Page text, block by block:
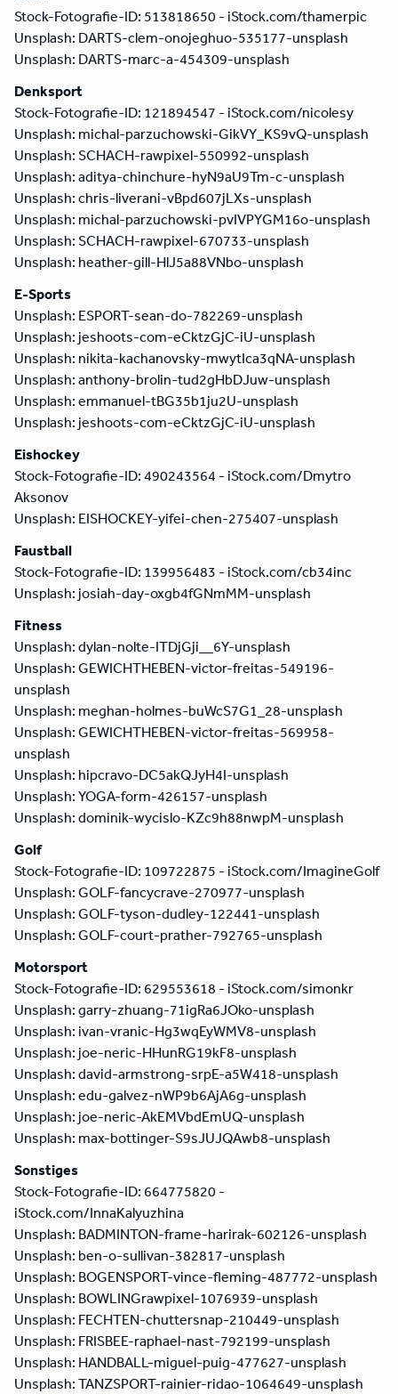
Stock-Fotografie-ID: 513818650 - iStock.com/thamerpic
Unsplash: DARTS-clem-onojeghuo-535177-unsplash
Unsplash: DARTS-marc-a-454309-unsplash
Denksport
Stock-Fotografie-ID: 121894547 - iStock.com/nicolesy
Unsplash: michal-parzuchowski-GikVY_KS9vQ-unsplash
Unsplash: SCHACH-rawpixel-550992-unsplash
Unsplash: aditya-chinchure-hyN9aU9Tm-c-unsplash
Unsplash: chris-liverani-vBpd607jLXs-unsplash
Unsplash: michal-parzuchowski-pvIVPYGM16o-unsplash
Unsplash: SCHACH-rawpixel-670733-unsplash
Unsplash: heather-gill-HlJ5a88VNbo-unsplash
E-Sports
Unsplash: ESPORT-sean-do-782269-unsplash
Unsplash: jeshoots-com-eCktzGjC-iU-unsplash
Unsplash: nikita-kachanovsky-mwytIca3qNA-unsplash
Unsplash: anthony-brolin-tud2gHbDJuw-unsplash
Unsplash: emmanuel-tBG35b1ju2U-unsplash
Unsplash: jeshoots-com-eCktzGjC-iU-unsplash
Eishockey
Stock-Fotografie-ID: 490243564 - iStock.com/Dmytro
Aksonov
Unsplash: EISHOCKEY-yifei-chen-275407-unsplash
Faustball
Stock-Fotografie-ID: 139956483 - iStock.com/cb34inc
Unsplash: josiah-day-oxgb4fGNmMM-unsplash
Fitness
Unsplash: dylan-nolte-ITDjGji__6Y-unsplash
Unsplash: GEWICHTHEBEN-victor-freitas-549196-
unsplash
Unsplash: meghan-holmes-buWcS7G1_28-unsplash
Unsplash: GEWICHTHEBEN-victor-freitas-569958-
unsplash
Unsplash: hipcravo-DC5akQJyH4I-unsplash
Unsplash: YOGA-form-426157-unsplash
Unsplash: dominik-wycislo-KZc9h88nwpM-unsplash
Golf
Stock-Fotografie-ID: 109722875 - iStock.com/ImagineGolf
Unsplash: GOLF-fancycrave-270977-unsplash
Unsplash: GOLF-tyson-dudley-122441-unsplash
Unsplash: GOLF-court-prather-792765-unsplash
Motorsport
Stock-Fotografie-ID: 629553618 - iStock.com/simonkr
Unsplash: garry-zhuang-71igRa6JOko-unsplash
Unsplash: ivan-vranic-Hg3wqEyWMV8-unsplash
Unsplash: joe-neric-HHunRG19kF8-unsplash
Unsplash: david-armstrong-srpE-a5W418-unsplash
Unsplash: edu-galvez-nWP9b6AjA6g-unsplash
Unsplash: joe-neric-AkEMVbdEmUQ-unsplash
Unsplash: max-bottinger-S9sJUJQAwb8-unsplash
Sonstiges
Stock-Fotografie-ID: 664775820 -
iStock.com/InnaKalyuzhina
Unsplash: BADMINTON-frame-harirak-602126-unsplash
Unsplash: ben-o-sullivan-382817-unsplash
Unsplash: BOGENSPORT-vince-fleming-487772-unsplash
Unsplash: BOWLINGrawpixel-1076939-unsplash
Unsplash: FECHTEN-chuttersnap-210449-unsplash
Unsplash: FRISBEE-raphael-nast-792199-unsplash
Unsplash: HANDBALL-miguel-puig-477627-unsplash
Unsplash: TANZSPORT-rainier-ridao-1064649-unsplash